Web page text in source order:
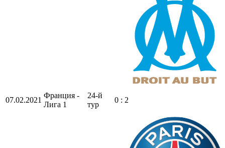
07.02.2021
Франция -
Лига 1
24-й
тур
0 : 2